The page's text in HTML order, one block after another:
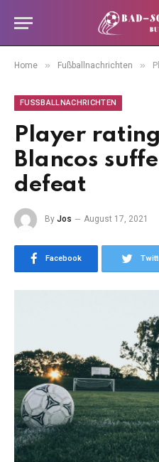
Home » Fußballnachrichten »
FUSSBALLNACHRICHTEN
Player
Blancos
defeat
By Jos August 17, 2021
Facebook